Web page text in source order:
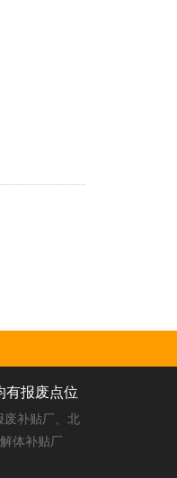
有报废点位
补贴厂、北
体补贴厂